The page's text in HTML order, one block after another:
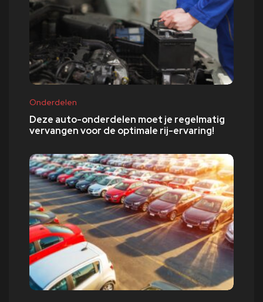
Onderdelen
Deze auto-onderdelen moet je regelmatig
vervangen voor de optimale rij-ervaring!